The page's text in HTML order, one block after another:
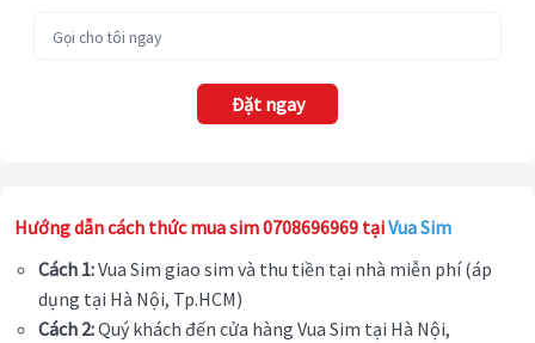
Đặt ngay
Hướng dẫn cách thức mua sim 0708696969 tạiVua Sim
Cách 1:Vua Sim giao sim và thu tiền tại nhà miễn phí (áp
dụng tại Hà Nội, Tp.HCM)
Cách 2:Quý khách đến cửa hàng Vua Sim tại Hà Nội,